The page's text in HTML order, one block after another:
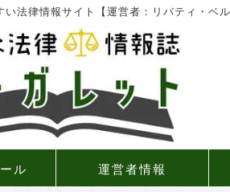
法律情報サイト【運営者：リバティ・ベル
ル 運営者情報